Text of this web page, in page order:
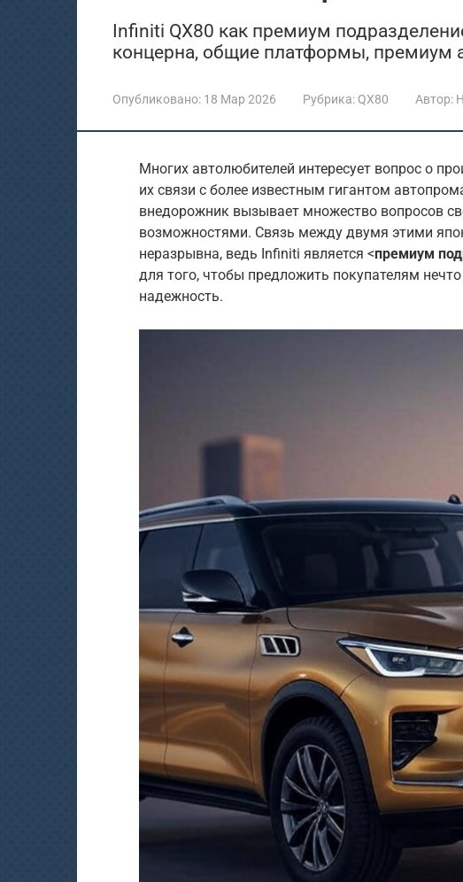
Infiniti QX80 как премиум
концерна, общие платформы, премиум
Опубликовано: 18 Мар 2026 Рубрика:QX80 Автор:
Многих автолюбителей интересует вопрос о
их связи с более известным гигантом
внедорожник вызывает множество вопросов
возможностями. Связь между двумя этими
неразрывна, ведь Infiniti является <премиум
для того, чтобы предложить покупателям
надежность.